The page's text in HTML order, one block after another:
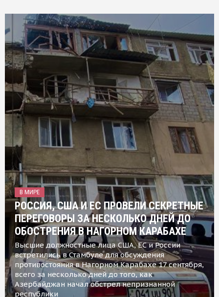
В МИРЕ
РОССИЯ, США И ЕС ПРОВЕЛИ СЕКРЕТНЫЕ
ПЕРЕГОВОРЫ ЗА НЕСКОЛЬКО ДНЕЙ ДО
ОБОСТРЕНИЯ В НАГОРНОМ КАРАБАХЕ
Высшие должностные лица США, ЕС и России
встретились в Стамбуле для обсуждения
противостояния в Нагорном Карабахе 17 сентября,
всего за несколько дней до того, как
Азербайджан начал обстрел непризнанной
республики